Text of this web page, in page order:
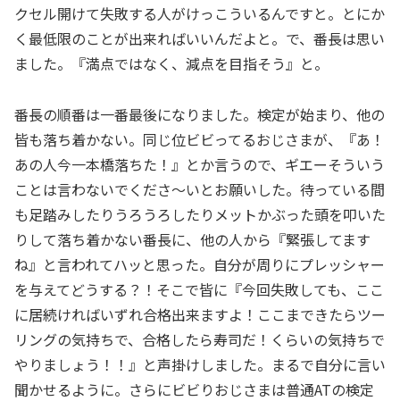
クセル開けて失敗する人がけっこういるんですと。とにか
く最低限のことが出来ればいいんだよと。で、番長は思い
ました。『満点ではなく、減点を目指そう』と。
番長の順番は一番最後になりました。検定が始まり、他の
皆も落ち着かない。同じ位ビビってるおじさまが、『あ！
あの人今一本橋落ちた！』とか言うので、ギエーそういう
ことは言わないでくださ～いとお願いした。待っている間
も足踏みしたりうろうろしたりメットかぶった頭を叩いた
りして落ち着かない番長に、他の人から『緊張してます
ね』と言われてハッと思った。自分が周りにプレッシャー
を与えてどうする？！そこで皆に『今回失敗しても、ここ
に居続ければいずれ合格出来ますよ！ここまできたらツー
リングの気持ちで、合格したら寿司だ！くらいの気持ちで
やりましょう！！』と声掛けしました。まるで自分に言い
聞かせるように。さらにビビりおじさまは普通ATの検定